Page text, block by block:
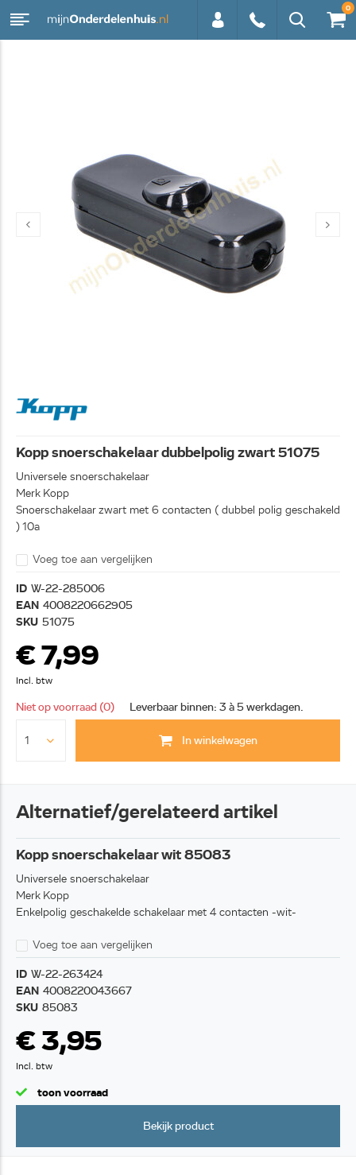
0
Kopp snoerschakelaar dubbelpolig zwart 51075
Universele snoerschakelaar
Merk Kopp
Snoerschakelaar zwart met 6 contacten ( dubbel polig geschakeld
) 10a
Voeg toe aan vergelijken
ID W-22-285006
EAN 4008220662905
SKU 51075
€ 7,99
Incl. btw
Niet op voorraad (0) Leverbaar binnen: 3 à 5 werkdagen.
In winkelwagen
Alternatief/gerelateerd artikel
Kopp snoerschakelaar wit 85083
Universele snoerschakelaar
Merk Kopp
Enkelpolig geschakelde schakelaar met 4 contacten -wit-
Voeg toe aan vergelijken
ID W-22-263424
EAN 4008220043667
SKU 85083
€ 3,95
Incl. btw
toon voorraad
Bekijk product